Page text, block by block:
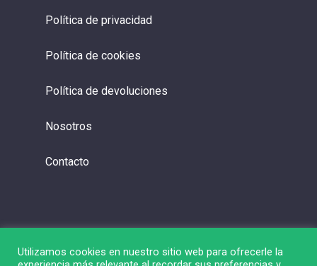
Política de privacidad
Política de cookies
Política de devoluciones
Nosotros
Contacto
Utilizamos cookies en nuestro sitio web para ofrecerle la